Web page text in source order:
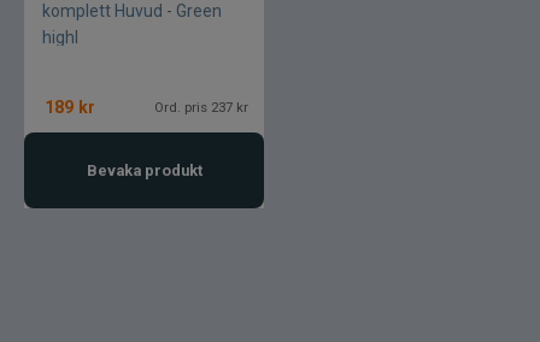
komplett Huvud - Green
highl
189 kr Ord. pris 237 kr
Bevaka produkt